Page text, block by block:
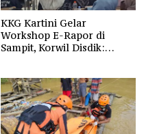
KKG Kartini Gelar
Workshop E-Rapor di
Sampit, Korwil Disdik: